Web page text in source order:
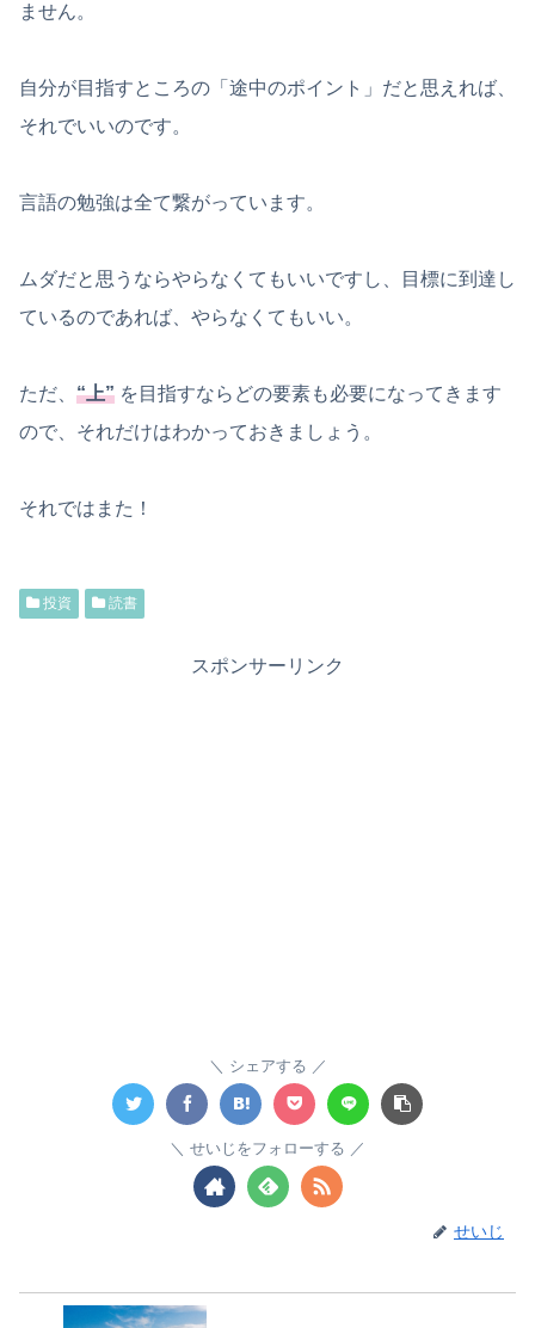
ません。
自分が目指すところの「途中のポイント」だと思えれば、
それでいいのです。
言語の勉強は全て繋がっています。
ムダだと思うならやらなくてもいいですし、目標に到達し
ているのであれば、やらなくてもいい。
ただ、 “上” を目指すならどの要素も必要になってきます
ので、それだけはわかっておきましょう。
それではまた！
投資 読書
スポンサーリンク
シェアする
せいじをフォローする
せいじ